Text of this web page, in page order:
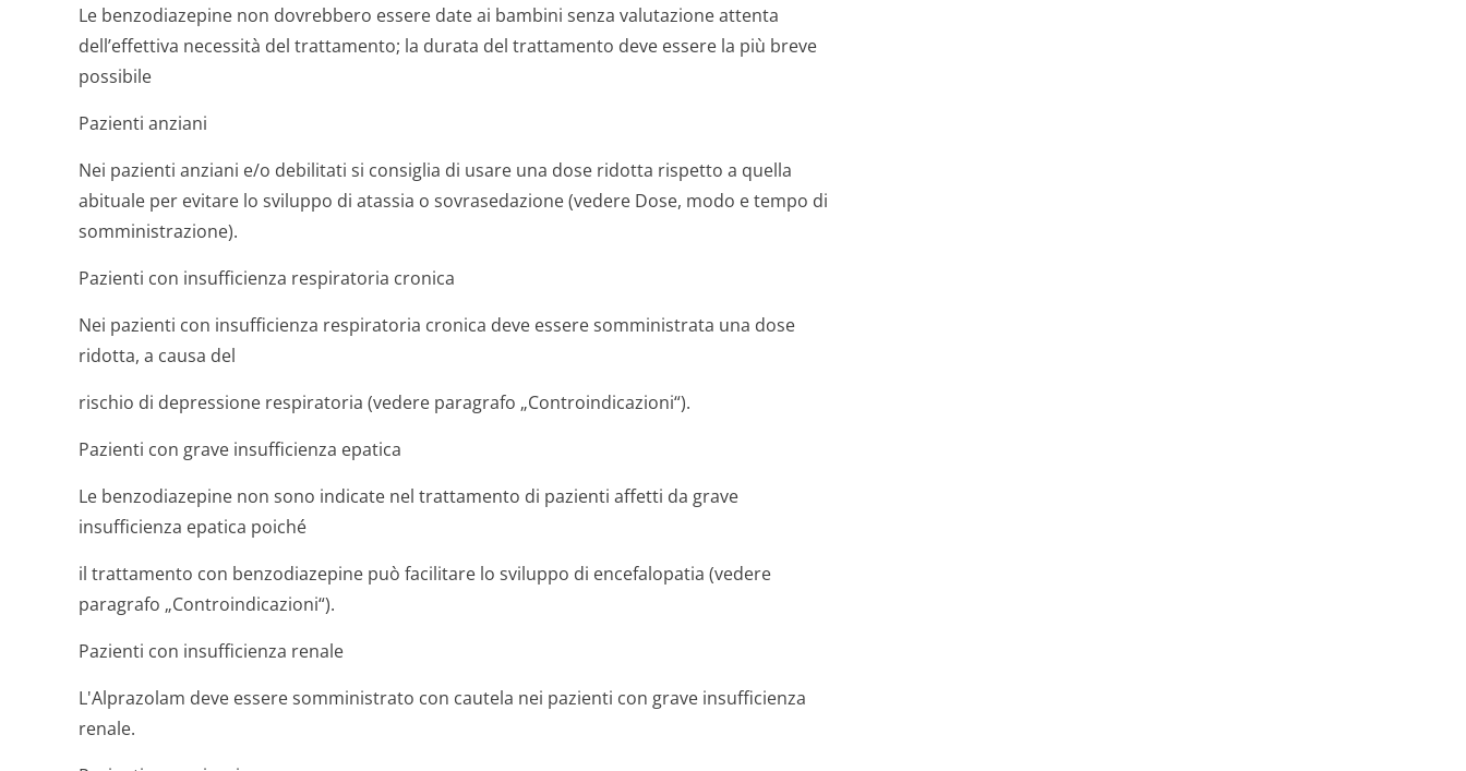
Le benzodiazepine non dovrebbero essere date ai bambini senza valutazione attenta
dell’effettiva necessità del trattamento; la durata del trattamento deve essere la più breve
possibile
Pazienti anziani
Nei pazienti anziani e/o debilitati si consiglia di usare una dose ridotta rispetto a quella
abituale per evitare lo sviluppo di atassia o sovrasedazione (vedere Dose, modo e tempo di
somministrazione).
Pazienti con insufficienza respiratoria cronica
Nei pazienti con insufficienza respiratoria cronica deve essere somministrata una dose
ridotta, a causa del
rischio di depressione respiratoria (vedere paragrafo „Controindica­zioni“).
Pazienti con grave insufficienza epatica
Le benzodiazepine non sono indicate nel trattamento di pazienti affetti da grave
insufficienza epatica poiché
il trattamento con benzodiazepine può facilitare lo sviluppo di encefalopatia (vedere
paragrafo „Controindica­zioni“).
Pazienti con insufficienza renale
L'Alprazolam deve essere somministrato con cautela nei pazienti con grave insufficienza
renale.